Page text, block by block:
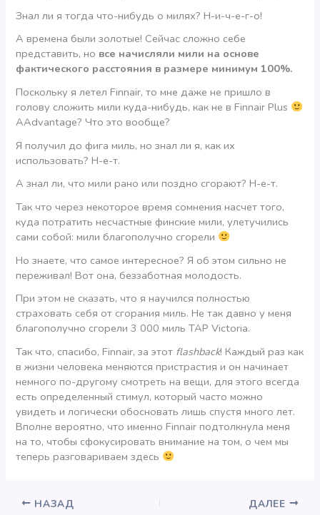
Знал ли я тогда что-нибудь о милях? Н-и-ч-е-г-о!
А времена были золотые! Сейчас сложно себе
представить, но все начисляли мили на основе
фактического расстояния в размере минимум 100%.
Поскольку я летел Finnair, то мне даже не пришло в
голову сложить мили куда-нибудь, как не в Finnair Plus
AAdvantage? Что это вообще?
Я получил до фига миль, но знал ли я, как их
использовать? Н-е-т.
А знал ли, что мили рано или поздно сгорают? Н-е-т.
Так что через некоторое время сомнения насчет того,
куда потратить несчастные финские мили, улетучились
сами собой: мили благополучно сгорели
Но знаете, что самое интересное? Я об этом сильно не
переживал! Вот она, беззаботная молодость.
При этом не сказать, что я научился полностью
страховать себя от сгорания миль. Не так давно у меня
благополучно сгорели 3 000 миль TAP Victoria.
Так что, спасибо, Finnair, за этот flashback! Каждый раз как
в жизни человека меняются пристрастия и он начинает
немного по-другому смотреть на вещи, для этого всегда
есть определенный стимул, который часто можно
увидеть и логически обосновать лишь спустя много лет.
Вполне вероятно, что именно Finnair подтолкнула меня
на то, чтобы сфокусировать внимание на том, о чем мы
теперь разговариваем здесь
НАЗАД ДАЛЕЕ